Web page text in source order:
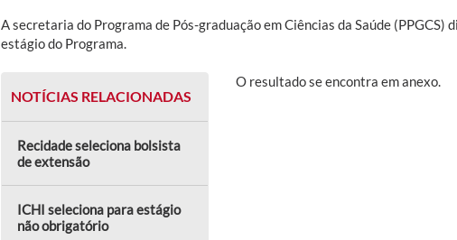
A secretaria do Programa de Pós-graduação em Ciências da Saúde (PPGCS)
estágio do Programa.
NOTÍCIAS RELACIONADAS
Recidade seleciona bolsista
de extensão
ICHI seleciona para estágio
não obrigatório
O resultado se encontra em anexo.